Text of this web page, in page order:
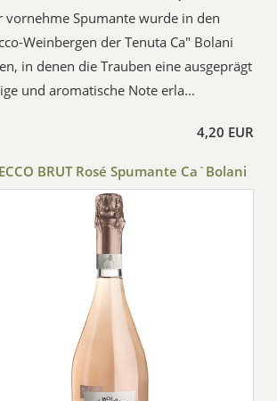
vornehme Spumante wurde in den
Weinbergen der Tenuta Ca" Bolani
in denen die Trauben eine ausgeprägt
und aromatische Note erla...
4,20 EUR
BRUT Rosé Spumante Ca`Bolani